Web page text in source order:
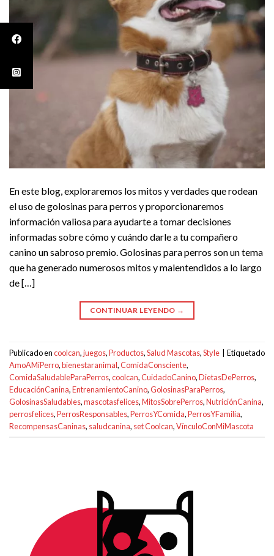
En este blog, exploraremos los mitos y verdades que rodean
el uso de golosinas para perros y proporcionaremos
información valiosa para ayudarte a tomar decisiones
informadas sobre cómo y cuándo darle a tu compañero
canino un sabroso premio. Golosinas para perros son un tema
que ha generado numerosos mitos y malentendidos a lo largo
de […]
CONTINUAR LEYENDO →
Publicado encoolcan,juegos,Productos,Salud Mascotas,Style | Etiquetado
AmoAMiPerro,bienestaranimal,ComidaConsciente,
ComidaSaludableParaPerros,coolcan,CuidadoCanino,DietasDePerros,
EducaciónCanina,EntrenamientoCanino,GolosinasParaPerros,
GolosinasSaludables,mascotasfelices,MitosSobrePerros,NutriciónCanina,
perrosfelices,PerrosResponsables,PerrosYComida,PerrosYFamilia,
RecompensasCaninas, saludcanina, set Coolcan,VínculoConMiMascota